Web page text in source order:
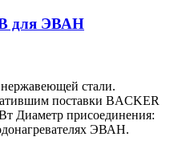
для ЭВАН
стали.
поставки BACKER
Диаметр присоединения:
ЭВАН.